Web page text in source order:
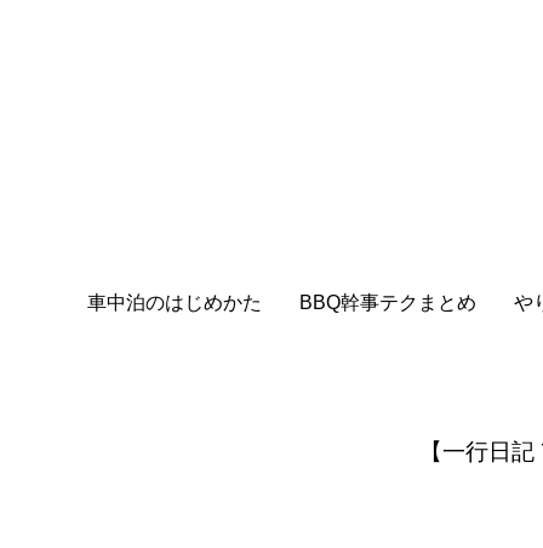
車中泊のはじめかた BBQ幹事テクまとめ や
【一行日